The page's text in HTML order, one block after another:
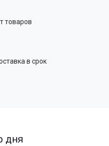
товаров
в срок
дня